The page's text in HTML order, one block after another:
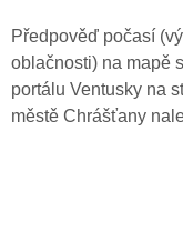
Předpověď počasí
oblačnosti) na mapě
portálu Ventusky na
městě Chrášťany